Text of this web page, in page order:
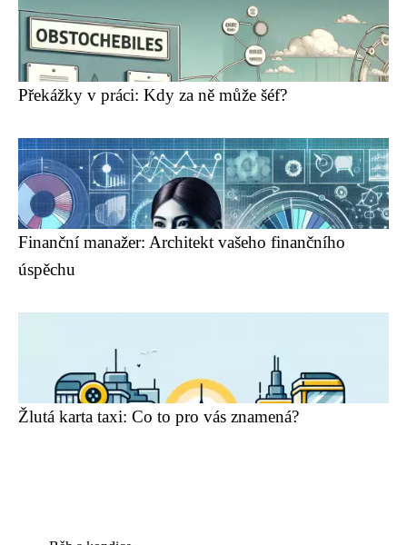
Překážky v práci: Kdy za ně může šéf?
Finanční manažer: Architekt vašeho finančního
úspěchu
Žlutá karta taxi: Co to pro vás znamená?